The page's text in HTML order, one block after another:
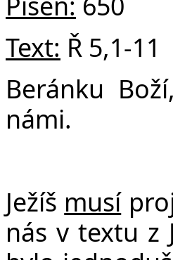
Text: Ř 5,1-11
Beránku
námi.
Ježíš musí
nás v textu z